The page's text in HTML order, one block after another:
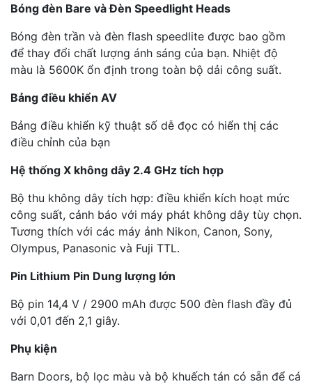
Bóng đèn Bare và Đèn Speedlight Heads
Bóng đèn trần và đèn flash speedlite được bao gồm
để thay đổi chất lượng ánh sáng của bạn. Nhiệt độ
màu là 5600K ổn định trong toàn bộ dải công suất.
Bảng điều khiển AV
Bảng điều khiển kỹ thuật số dễ đọc có hiển thị các
điều chỉnh của bạn
Hệ thống X không dây 2.4 GHz tích hợp
Bộ thu không dây tích hợp: điều khiển kích hoạt mức
công suất, cảnh báo với máy phát không dây tùy chọn.
Tương thích với các máy ảnh Nikon, Canon, Sony,
Olympus, Panasonic và Fuji TTL.
Pin Lithium Pin Dung lượng lớn
Bộ pin 14,4 V / 2900 mAh được 500 đèn flash đầy đủ
với 0,01 đến 2,1 giây.
Phụ kiện
Barn Doors, bộ lọc màu và bộ khuếch tán có sẵn để cá